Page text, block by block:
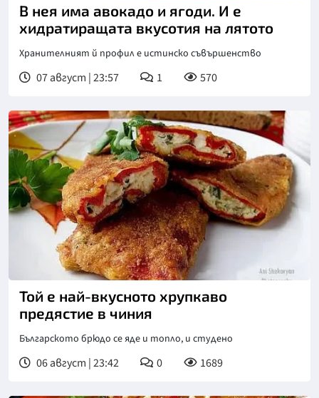
В нея има авокадо и ягоди. И е
хидратиращата вкусотия на лятото
Хранителният й профил е истинско съвършенство
07 август | 23:57 1 570
Той е най-вкусното хрупкаво
предястие в чиния
Българското брюдо се яде и топло, и студено
06 август | 23:42 0 1689